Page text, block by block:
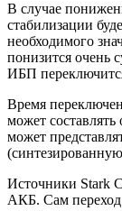
В случае
стабилизации
необходимого
понизится очень
ИБП
Время
может
может
Источники Stark
АКБ. Сам переход